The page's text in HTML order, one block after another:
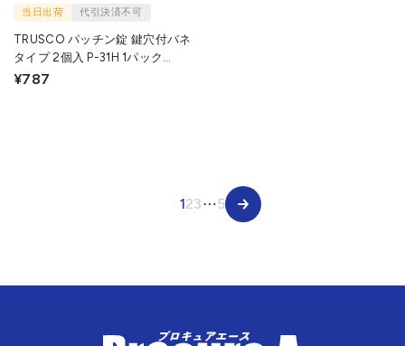
当日出荷 代引決済不可
TRUSCO パッチン錠 鍵穴付バネ
タイプ 2個入 P-31H 1パック
▼384-0018
¥787
123⋯5